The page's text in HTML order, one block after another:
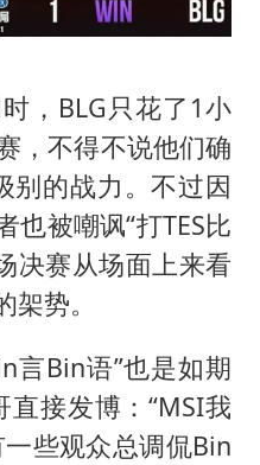
，BLG只花了1小
，不得不说他们确
别的战力。不过因
也被嘲讽“打TES比
决赛从场面上来看
势。
言Bin语”也是如期
接发博：“MSI我
些观众总调侃Bin